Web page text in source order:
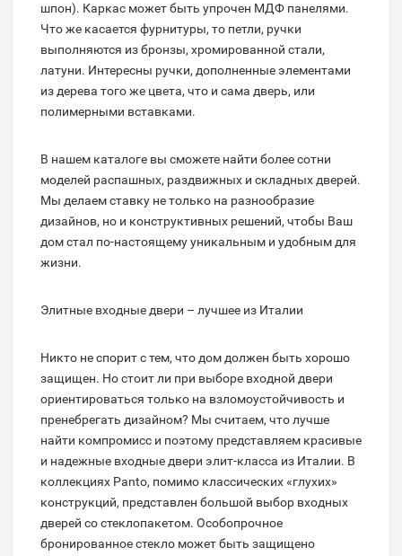
шпон). Каркас может быть упрочен МДФ панелями.
Что же касается фурнитуры, то петли, ручки
выполняются из бронзы, хромированной стали,
латуни. Интересны ручки, дополненные элементами
из дерева того же цвета, что и сама дверь, или
полимерными вставками.
В нашем каталоге вы сможете найти более сотни
моделей распашных, раздвижных и складных дверей.
Мы делаем ставку не только на разнообразие
дизайнов, но и конструктивных решений, чтобы Ваш
дом стал по-настоящему уникальным и удобным для
жизни.
Элитные входные двери – лучшее из Италии
Никто не спорит с тем, что дом должен быть хорошо
защищен. Но стоит ли при выборе входной двери
ориентироваться только на взломоустойчивость и
пренебрегать дизайном? Мы считаем, что лучше
найти компромисс и поэтому представляем красивые
и надежные входные двери элит-класса из Италии. В
коллекциях Panto, помимо классических «глухих»
конструкций, представлен большой выбор входных
дверей со стеклопакетом. Особопрочное
бронированное стекло может быть защищено